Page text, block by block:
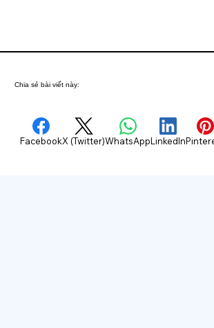
Chia sẻ bài viết này:
FacebookX (Twitter)WhatsAppLinkedIn